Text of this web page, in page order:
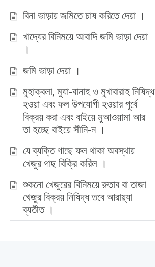
বিনা ভাড়ায় জমিতে চাষ করিতে দেয়া ।
খাদ্যের বিনিময়ে আবাদি জমি ভাড়া দেয়া
।
জমি ভাড়া দেয়া ।
মুহাক্বলা, মুযা-বানাহ ও মুখাবারাহ নিষিদ্ধ
হওয়া এবং ফল উপযোগী হওয়ার পূর্বে
বিক্রয় করা এবং বাইয়ে মুআওয়ামা আর
তা হচ্ছে বাইয়ে সীনি-ন ।
যে ব্যক্তি গাছে ফল থাকা অবস্থায়
খেজুর গাছ বিক্রি করিল ।
শুকনো খেজুরের বিনিময়ে রুতাব বা তাজা
খেজুর বিক্রয় নিষিদ্ধ তবে আরায়্যা
ব্যতীত ।